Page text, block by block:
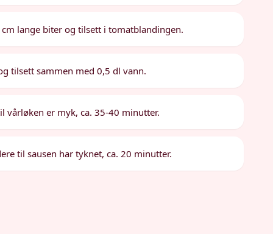
lange biter og tilsett i tomatblandingen.
tilsett sammen med 0,5 dl vann.
vårløken er myk, ca. 35-40 minutter.
til sausen har tyknet, ca. 20 minutter.